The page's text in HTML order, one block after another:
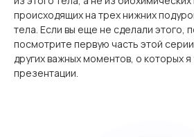
происходящих на трех нижних
тела. Если вы еще не сделали этого,
посмотрите первую часть этой
других важных моментов, о которых я
презентации.